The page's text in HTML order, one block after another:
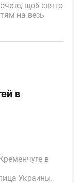
щоб свято
на весь
в
в
Украины.